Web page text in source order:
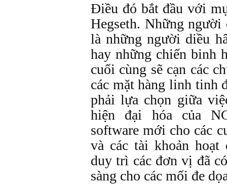
Điều đó bắt đầu với
Hegseth. Những
là những người diều
hay những chiến binh
cuối cùng sẽ cạn các
các mặt hàng linh tinh
phải lựa chọn giữa
hiện đại hóa của
software mới cho các
và các tài khoản
duy trì các đơn vị đã
sàng cho các mối đe